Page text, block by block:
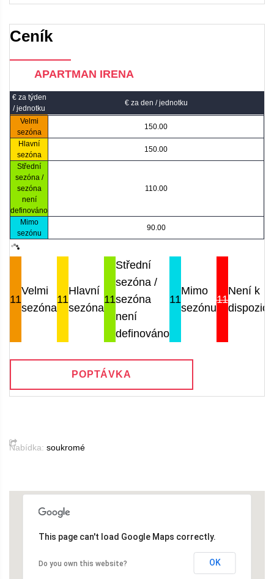
Ceník
APARTMAN IRENA
€ za týden
/ jednotku
€ za den / jednotku
Velmi
sezóna
150.00
Hlavní
sezóna
150.00
Střední
sezóna /
sezóna
není
definováno
110.00
Mimo
sezónu
90.00
11
Velmi
sezóna
11
Hlavní
sezóna
11
Střední
sezóna /
sezóna
není
definováno
11
Mimo
sezónu
11
Není k
dispozici
POPTÁVKA
Nabídka: soukromé
This page can't load Google Maps correctly.
Do you own this website? OK